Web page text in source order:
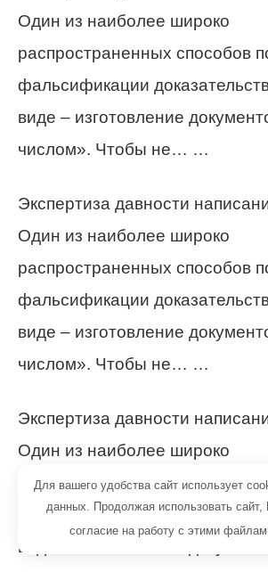
Один из наиболее широко
распространенных способов
фальсификации
виде – изготовление
числом». Чтобы не… …
Экспертиза давности
Один из наиболее широко
распространенных способов
фальсификации
виде – изготовление
числом». Чтобы не… …
Экспертиза давности
Один из наиболее широко
распространенных способов
фальсификации
виде – изготовление
Для вашего удобства сайт использует
данных. Продолжая использовать
согласие на работу с этими